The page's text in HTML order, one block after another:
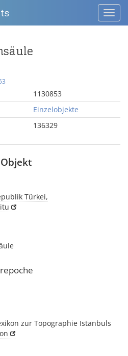
1130853
Einzelobjekte
136329
Türkei,
zur Topographie Istanbuls